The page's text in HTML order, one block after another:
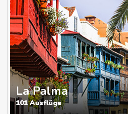
La Palma
101 Ausflüge